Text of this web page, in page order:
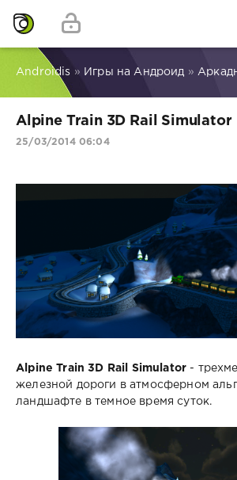
Androidis » Игры на Андроид »
Alpine Train 3D Rail Simulator
25/03/2014 06:04
Alpine Train 3D Rail Simulator -
железной дороги в атмосферном
ландшафте в темное время суток.